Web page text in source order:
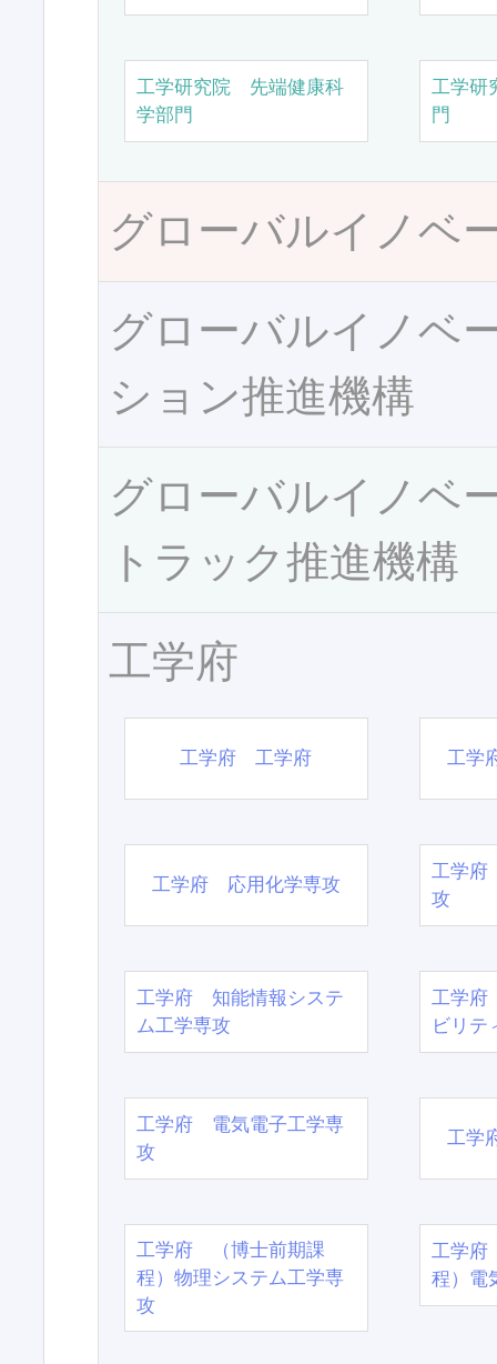
工学研究院 先端健康科
学部門
工学研
門
グローバルイノベ
グローバルイノベ
ション推進機構
グローバルイノベ
トラック推進機構
工学府
工学府 工学府 工学
工学府 応用化学専攻
工学府
攻
工学府 知能情報システ
ム工学専攻
工学府
ビリテ
工学府 電気電子工学専
攻
工学
工学府 （博士前期課
程）物理システム工学専
攻
工学
程）電